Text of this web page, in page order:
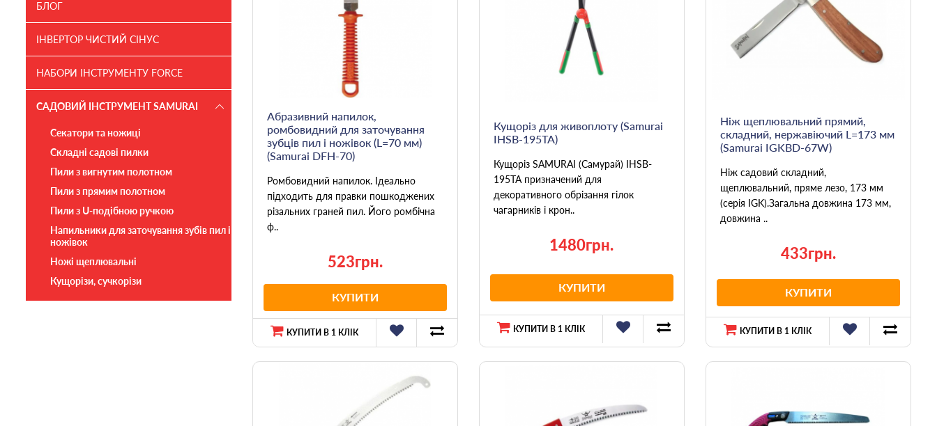
БЛОГ
ІНВЕРТОР ЧИСТИЙ СІНУС
НАБОРИ ІНСТРУМЕНТУ FORCE
САДОВИЙ ІНСТРУМЕНТ SAMURAI
Секатори та ножиці
Складні садові пилки
Пили з вигнутим полотном
Пили з прямим полотном
Пили з U-подібною ручкою
Напильники для заточування зубів пил і
ножівок
Ножі щеплювальні
Кущорізи, сучкорізи
Абразивний напилок,
ромбовидний для заточування
зубців пил і ножівок (L=70 мм)
(Samurai DFH-70)
Ромбовидний напилок. Ідеально
підходить для правки пошкоджених
різальних граней пил. Його ромбічна
ф..
523грн.
КУПИТИ
КУПИТИ В 1 КЛІК
Кущоріз для живоплоту (Samurai
IHSB-195TA)
Кущоріз SAMURAI (Самурай) IHSB-
195TA призначений для
декоративного обрізання гілок
чагарників і крон..
1480грн.
КУПИТИ
КУПИТИ В 1 КЛІК
Ніж щеплювальний прямий,
складний, нержавіючий L=173 мм
(Samurai IGKBD-67W)
Ніж садовий складний,
щеплювальний, пряме лезо, 173 мм
(серія IGK).Загальна довжина 173 мм,
довжина ..
433грн.
КУПИТИ
КУПИТИ В 1 КЛІК